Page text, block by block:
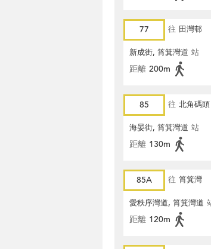
77 往 田灣邨
新成街, 筲箕灣道 站
距離 200m
85 往 北角碼頭
海晏街, 筲箕灣道 站
距離 130m
85A 往 筲箕灣
愛秩序灣道, 筲箕灣道
距離 120m